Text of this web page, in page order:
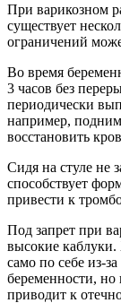
При варикозном
существует
ограничений
Во время
3 часов без
периодически
например,
восстановить
Сидя на стуле не
способствует
привести к
Под запрет при
высокие
само по себе из-
беременности, но
приводит к